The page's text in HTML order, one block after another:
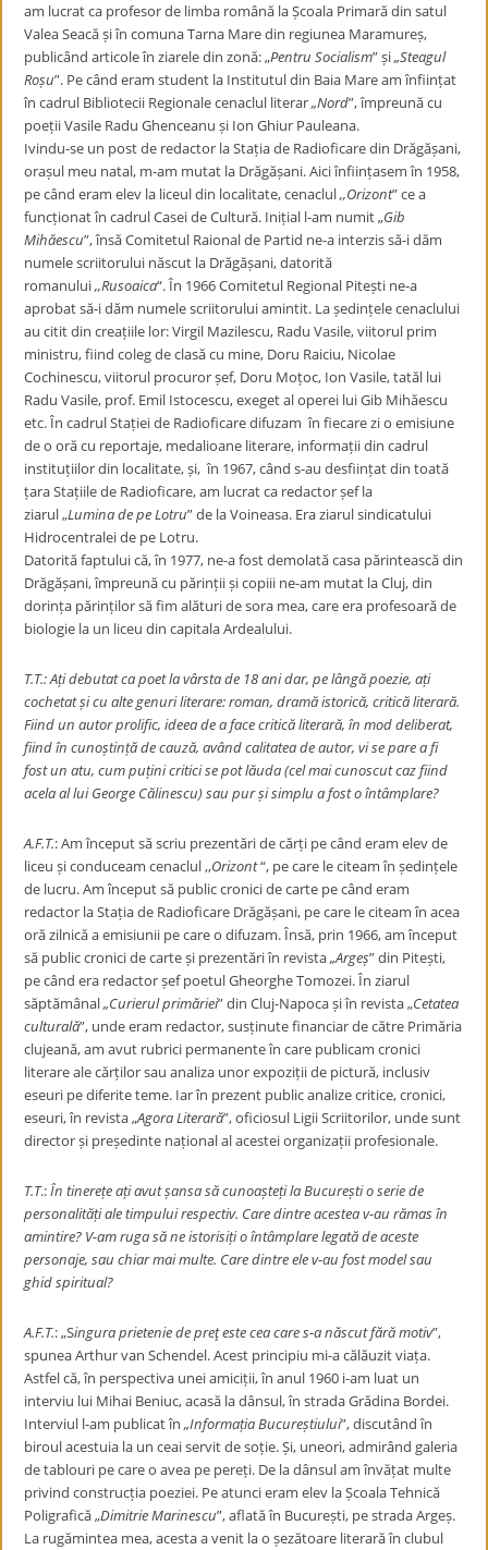
am lucrat ca profesor de limba română la Școala Primară din satul
Valea Seacă și în comuna Tarna Mare din regiunea Maramureș,
publicând articole în ziarele din zonă:„Pentru Socialism” și„Steagul
Roșu”. Pe când eram student la Institutul din Baia Mare am înființat
în cadrul Bibliotecii Regionale cenaclul literar„Nord”, împreună cu
poeții Vasile Radu Ghenceanu și Ion Ghiur Pauleana.
Ivindu-se un post de redactor la Stația de Radioficare din Drăgășani,
orașul meu natal, m-am mutat la Drăgășani. Aici înființasem în 1958,
pe când eram elev la liceul din localitate, cenaclul,,Orizont” ce a
funcționat în cadrul Casei de Cultură. Inițial l-am numit„Gib
Mihăescu”, însă Comitetul Raional de Partid ne-a interzis să-i dăm
numele scriitorului născut la Drăgășani, datorită
romanului,,Rusoaica“. În 1966 Comitetul Regional Pitești ne-a
aprobat să-i dăm numele scriitorului amintit. La ședințele cenaclului
au citit din creațiile lor: Virgil Mazilescu, Radu Vasile, viitorul prim
ministru, fiind coleg de clasă cu mine, Doru Raiciu, Nicolae
Cochinescu, viitorul procuror șef, Doru Moțoc, Ion Vasile, tatăl lui
Radu Vasile, prof. Emil Istocescu, exeget al operei lui Gib Mihăescu
etc. În cadrul Stației de Radioficare difuzam în fiecare zi o emisiune
de o oră cu reportaje, medalioane literare, informații din cadrul
instituțiilor din localitate, și, în 1967, când s-au desființat din toată
țara Stațiile de Radioficare, am lucrat ca redactor șef la
ziarul„Lumina de pe Lotru” de la Voineasa. Era ziarul sindicatului
Hidrocentralei de pe Lotru.
Datorită faptului că, în 1977, ne-a fost demolată casa părintească din
Drăgășani, împreună cu părinții și copiii ne-am mutat la Cluj, din
dorința părinților să fim alături de sora mea, care era profesoară de
biologie la un liceu din capitala Ardealului.
T.T.:Ați debutat ca poet la vârsta de 18 ani dar, pe lângă poezie, ați
cochetat și cu alte genuri literare: roman, dramă istorică, critică literară.
Fiind un autor prolific, ideea de a face critică literară, în mod deliberat,
fiind în cunoștință de cauză, având calitatea de autor, vi se pare a fi
fost un atu, cum puțini critici se pot lăuda (cel mai cunoscut caz fiind
acela al lui George Călinescu) sau pur și simplu a fost o întâmplare?
A.F.T.: Am început să scriu prezentări de cărți pe când eram elev de
liceu și conduceam cenaclul,,Orizont“, pe care le citeam în ședințele
de lucru. Am început să public cronici de carte pe când eram
redactor la Stația de Radioficare Drăgășani, pe care le citeam în acea
oră zilnică a emisiunii pe care o difuzam. Însă, prin 1966, am început
să public cronici de carte și prezentări în revista„Argeș” din Pitești,
pe când era redactor șef poetul Gheorghe Tomozei. În ziarul
săptămânal„Curierul primăriei” din Cluj-Napoca și în revista„Cetatea
culturală”, unde eram redactor, susținute financiar de către Primăria
clujeană, am avut rubrici permanente în care publicam cronici
literare ale cărților sau analiza unor expoziții de pictură, inclusiv
eseuri pe diferite teme. Iar în prezent public analize critice, cronici,
eseuri, în revista„Agora Literară”, oficiosul Ligii Scriitorilor, unde sunt
director și președinte național al acestei organizații profesionale.
T.T.:În tinerețe ați avut șansa să cunoașteți la București o serie de
personalități ale timpului respectiv. Care dintre acestea v-au rămas în
amintire? V-am ruga să ne istorisiți o întâmplare legată de aceste
personaje, sau chiar mai multe. Care dintre ele v-au fost model sau
ghid spiritual?
A.F.T.:„Singura prietenie de preţ este cea care s-a născut fără motiv”,
spunea Arthur van Schendel. Acest principiu mi-a călăuzit viața.
Astfel că, în perspectiva unei amiciții, în anul 1960 i-am luat un
interviu lui Mihai Beniuc, acasă la dânsul, în strada Grădina Bordei.
Interviul l-am publicat în„Informația Bucureștiului”, discutând în
biroul acestuia la un ceai servit de soție. Și, uneori, admirând galeria
de tablouri pe care o avea pe pereți. De la dânsul am învățat multe
privind construcția poeziei. Pe atunci eram elev la Școala Tehnică
Poligrafică„Dimitrie Marinescu”, aflată în București, pe strada Argeș.
La rugămintea mea, acesta a venit la o șezătoare literară în clubul